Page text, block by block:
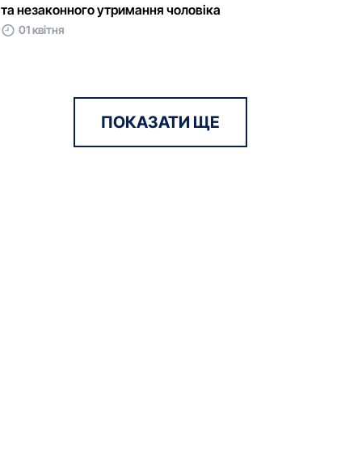
та незаконного утримання чоловіка
01 квітня
ПОКАЗАТИ ЩЕ